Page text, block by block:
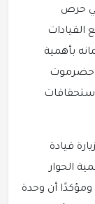
حرص
بأهمية
حضرموت
قيادة
الحوار
أن وحدة